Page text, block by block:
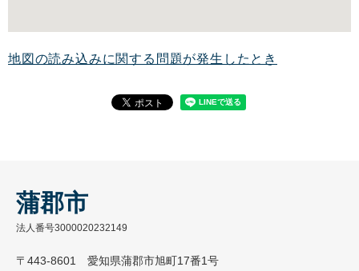
地図の読み込みに関する問題が発生したとき
蒲郡市
法人番号3000020232149
〒443-8601 愛知県蒲郡市旭町17番1号